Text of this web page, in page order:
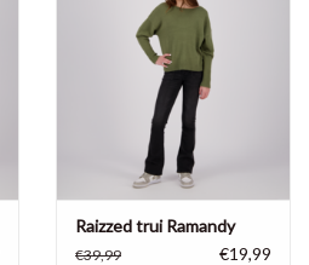
Raizzed trui Ramandy
€39,99 €19,99